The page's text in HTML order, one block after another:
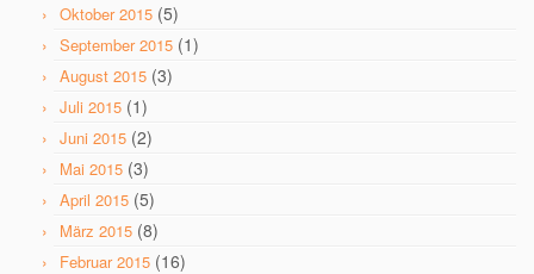
Oktober 2015 (5)
September 2015 (1)
August 2015 (3)
Juli 2015 (1)
Juni 2015 (2)
Mai 2015 (3)
April 2015 (5)
März 2015 (8)
Februar 2015 (16)